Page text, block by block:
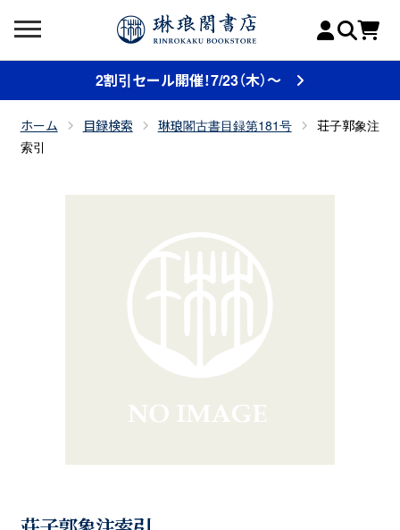
2割引セール開催！7/23（木）～
ホーム 目録検索 琳琅閣古書目録第181号
荘子郭象注
索引